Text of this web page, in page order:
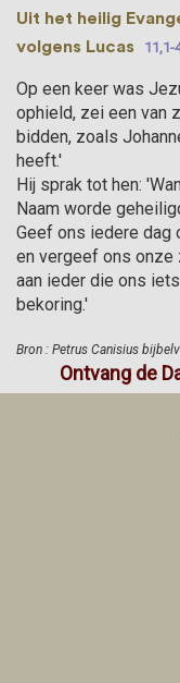
Uit het heilig
volgens Lucas
11,1-
Op een keer was
ophield, zei een van
bidden, zoals
heeft.'
Hij sprak tot hen:
Naam worde
Geef ons iedere dag
en vergeef ons onze
aan ieder die ons
bekoring.'
Bron : Petrus Canisius
Ontvang de